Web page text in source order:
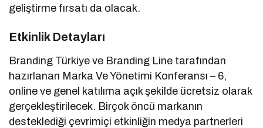
geliştirme fırsatı da olacak.
Etkinlik Detayları
Branding Türkiye ve Branding Line tarafından
hazırlanan Marka Ve Yönetimi Konferansı – 6,
online ve genel katılıma açık şekilde ücretsiz olarak
gerçekleştirilecek. Birçok öncü markanın
desteklediği çevrimiçi etkinliğin medya partnerleri